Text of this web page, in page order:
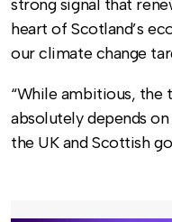
strong signal that
heart of Scotland’s
our climate change
“While ambitious, the
absolutely depends
the UK and Scottish